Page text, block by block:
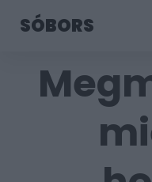
SÓBORS